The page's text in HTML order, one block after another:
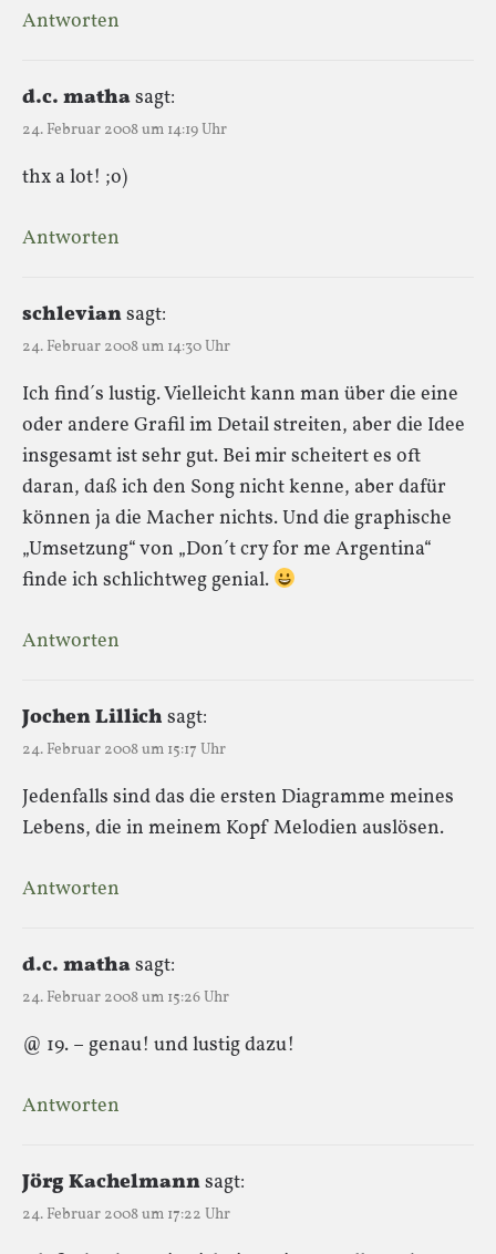
Antworten
d.c. mathasagt:
24. Februar 2008 um 14:19 Uhr
thx a lot! ;o)
Antworten
schleviansagt:
24. Februar 2008 um 14:30 Uhr
Ich find´s lustig. Vielleicht kann man über die eine
oder andere Grafil im Detail streiten, aber die Idee
insgesamt ist sehr gut. Bei mir scheitert es oft
daran, daß ich den Song nicht kenne, aber dafür
können ja die Macher nichts. Und die graphische
„Umsetzung“ von „Don´t cry for me Argentina“
finde ich schlichtweg genial.
Antworten
Jochen Lillich sagt:
24. Februar 2008 um 15:17 Uhr
Jedenfalls sind das die ersten Diagramme meines
Lebens, die in meinem Kopf Melodien auslösen.
Antworten
d.c. mathasagt:
24. Februar 2008 um 15:26 Uhr
@ 19. – genau! und lustig dazu!
Antworten
Jörg Kachelmannsagt:
24. Februar 2008 um 17:22 Uhr